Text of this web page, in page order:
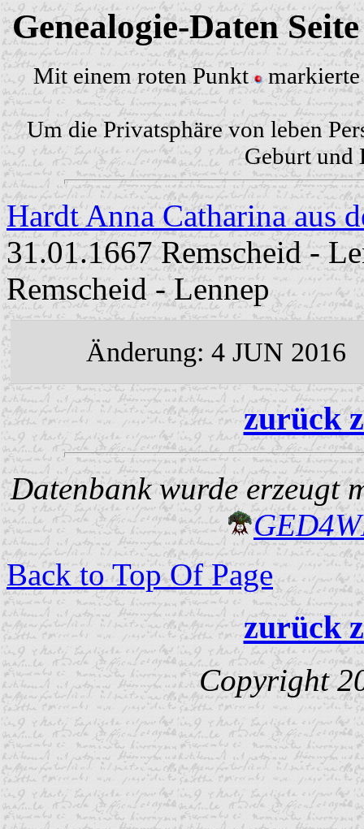
Genealogie-Daten
Mit einem roten Punkt markierte
Um die Privatsphäre von leben
Geburt und
Hardt Anna Catharina aus
31.01.1667 Remscheid -
Remscheid - Lennep
Änderung: 4 JUN 2016
zurück
Datenbank wurde erzeugt
Back to Top Of Page
zurück
Copyright